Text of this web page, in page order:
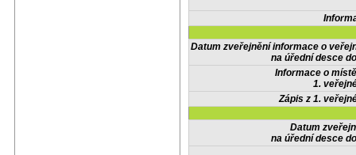
Datum zveřejnění informace o
na úřední desce
Informace o
1.
Zápis z 1.
Datum
na úřední desce